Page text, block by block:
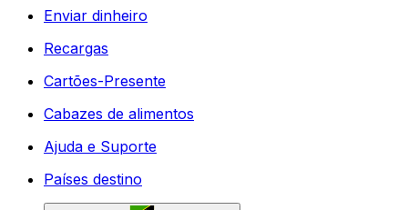
Enviar dinheiro
Recargas
Cartões-Presente
Cabazes de alimentos
Ajuda e Suporte
Países destino